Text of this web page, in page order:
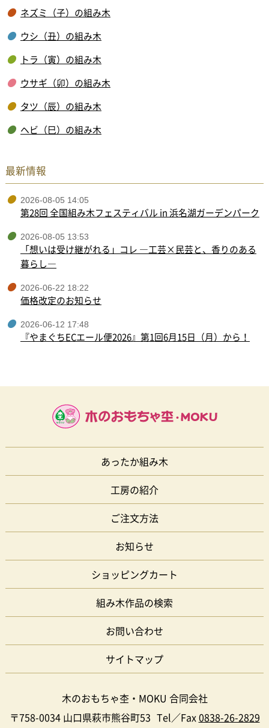
ネズミ（子）の組み木
ウシ（丑）の組み木
トラ（寅）の組み木
ウサギ（卯）の組み木
タツ（辰）の組み木
ヘビ（巳）の組み木
最新情報
2026-08-05 14:05
第28回 全国組み木フェスティバル in 浜名湖ガーデンパーク
2026-08-05 13:53
「想いは受け継がれる」コレ ―工芸×民芸と、香りのある
暮らし―
2026-06-22 18:22
価格改定のお知らせ
2026-06-12 17:48
『やまぐちECエール便2026』第1回6月15日（月）から！
あったか組み木
工房の紹介
ご注文方法
お知らせ
ショッピングカート
組み木作品の検索
お問い合わせ
サイトマップ
木のおもちゃ杢・MOKU 合同会社
〒758-0034 山口県萩市熊谷町53 Tel／Fax0838-26-2829